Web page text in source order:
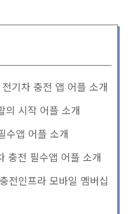
기차 충전 앱 어플 소개
시작 어플 소개
수앱 어플 소개
충전 필수앱 어플 소개
전인프라 모바일 멤버십